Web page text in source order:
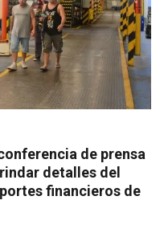
de prensa
detalles del
financieros de